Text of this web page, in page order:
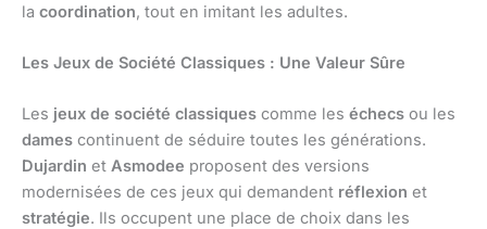
la coordination, tout en imitant les adultes.
Les Jeux de Société Classiques : Une Valeur Sûre
Les jeux de société classiques comme les échecs ou les
dames continuent de séduire toutes les générations.
Dujardin et Asmodee proposent des versions
modernisées de ces jeux qui demandent réflexion et
stratégie. Ils occupent une place de choix dans les